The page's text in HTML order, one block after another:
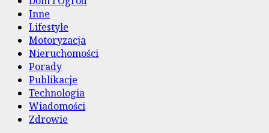
Inne
Lifestyle
Motoryzacja
Nieruchomości
Porady
Publikacje
Technologia
Wiadomości
Zdrowie